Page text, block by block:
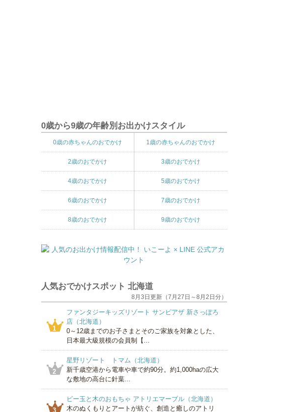
0歳から9歳の年齢別お出かけスタイル
0歳の赤ちゃんのおでかけ 1歳の赤ちゃんのおでかけ
2歳のおでかけ 3歳のおでかけ
4歳のおでかけ 5歳のおでかけ
6歳のおでかけ 7歳のおでかけ
8歳のおでかけ 9歳のおでかけ
人気おでかけスポット 北海道
8月3日更新（7月27日～8月2日分）
1
ファンタジーキッズリゾート サンピアザ 新さっぽろ
店（北海道）
0～12歳までのお子さまとそのご家族を対象とした、
日本最大級規模の会員制【...
2
星野リゾート トマム（北海道）
新千歳空港から電車や車で約90分。約1,000haの広大
な敷地の高台に針葉...
3
ビー玉と木のおもちゃ アトリエマーブル（北海道）
木のぬくもりとアートが紡ぐ、創造と癒しのアトリ